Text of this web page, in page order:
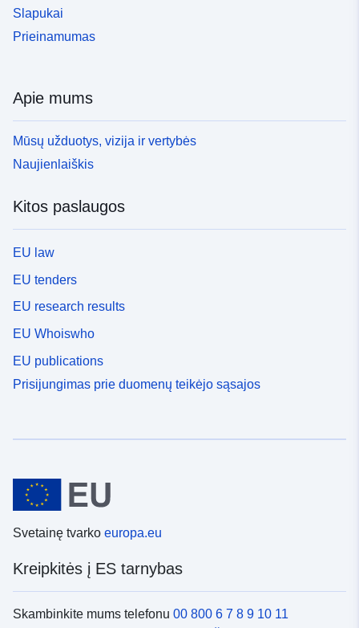
Slapukai
Prieinamumas
Apie mums
Mūsų užduotys, vizija ir vertybės
Naujienlaiškis
Kitos paslaugos
EU law
EU tenders
EU research results
EU Whoiswho
EU publications
Prisijungimas prie duomenų teikėjo sąsajos
Svetainę tvarko europa.eu
Kreipkitės į ES tarnybas
Skambinkite mums telefonu 00 800 6 7 8 9 10 11